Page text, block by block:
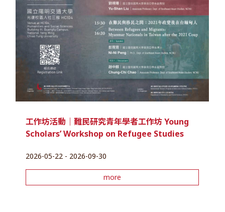
工作坊活動｜難民研究青年學者工作坊 Young
Scholars’ Workshop on Refugee Studies
2026-05-22 - 2026-09-30
more